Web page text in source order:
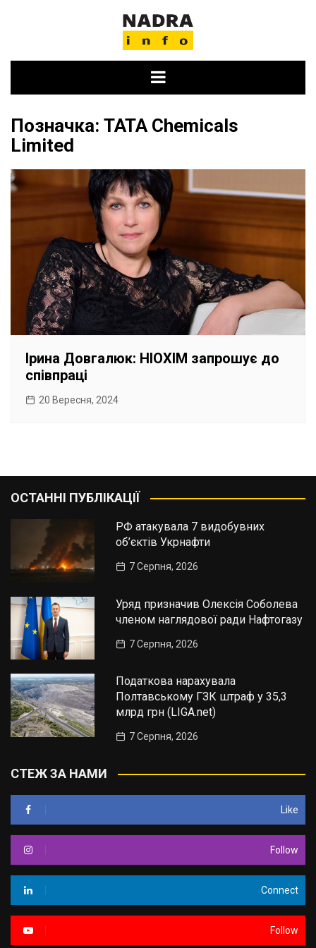
Позначка: TATA Chemicals
Limited
Ірина Довгалюк: НІОХІМ запрошує до
співпраці
20 Вересня, 2024
ОСТАННІ ПУБЛІКАЦІЇ
РФ атакувала 7 видобувних
об’єктів Укрнафти
7 Серпня, 2026
Уряд призначив Олексія Соболева
членом наглядової ради Нафтогазу
7 Серпня, 2026
Податкова нарахувала
Полтавському ГЗК штраф у 35,3
млрд грн (LIGA.net)
7 Серпня, 2026
СТЕЖ ЗА НАМИ
Like
Follow
Connect
Follow